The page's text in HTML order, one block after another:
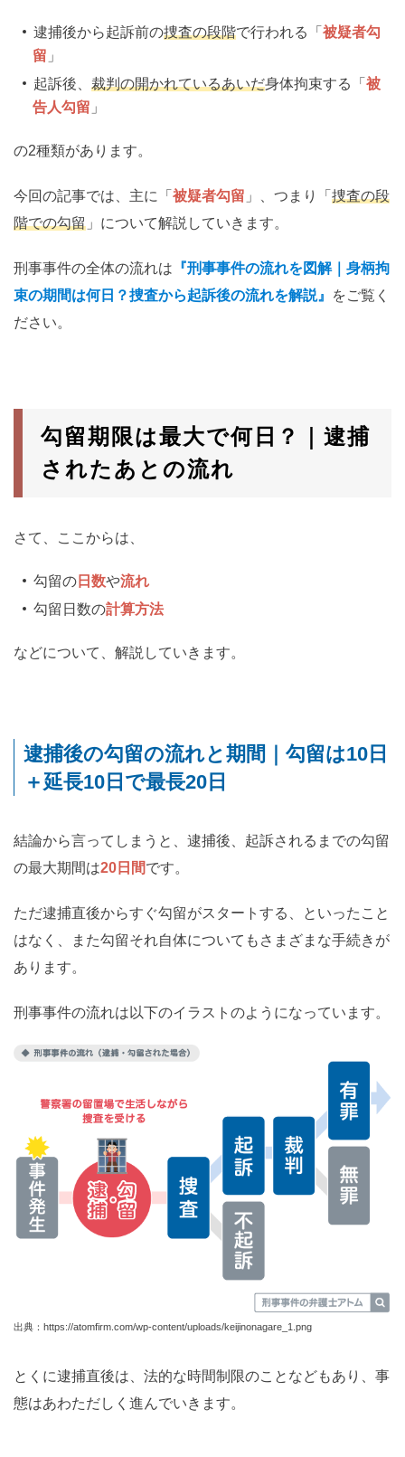
逮捕後から起訴前の捜査の段階で行われる「 被疑者勾
留 」
起訴後、 裁判の開かれているあいだ身体拘束する「 被
告人勾留 」
の2種類があります。
今回の記事では、主に「 被疑者勾留 」、つまり「 捜査の段
階での勾留 」について解説していきます。
刑事事件の全体の流れは 『刑事事件の流れを図解｜身柄拘
束の期間は何日？捜査から起訴後の流れを解説』
をご覧く
ださい。
勾留期限は最大で何日？｜逮捕
されたあとの流れ
さて、ここからは、
勾留の日数や流れ
勾留日数の計算方法
などについて、解説していきます。
逮捕後の勾留の流れと期間｜勾留は10日
＋延長10日で最長20日
結論から言ってしまうと、逮捕後、起訴されるまでの勾留
の最大期間は20日間です。
ただ逮捕直後からすぐ勾留がスタートする、といったこと
はなく、また勾留それ自体についてもさまざまな手続きが
あります。
刑事事件の流れは以下のイラストのようになっています。
出典：https://atomfirm.com/wp-content/uploads/keijinonagare_1.png
とくに逮捕直後は、法的な時間制限のことなどもあり、事
態はあわただしく進んでいきます。